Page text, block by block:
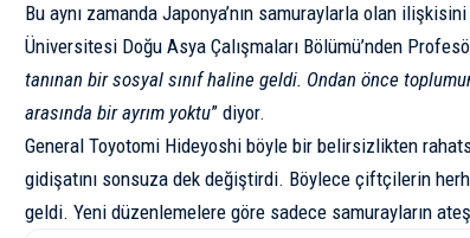
Bu aynı zamanda Japonya’nın samuraylarla olan
Üniversitesi Doğu Asya Çalışmaları Bölümü’nden
tanınan bir sosyal sınıf haline geldi. Ondan önce
arasında bir ayrım yoktu” diyor.
General Toyotomi Hideyoshi böyle bir belirsizlikten
gidişatını sonsuza dek değiştirdi. Böylece çiftçilerin
geldi. Yeni düzenlemelere göre sadece samurayların